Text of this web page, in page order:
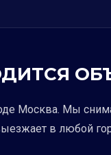
Москва. Мы
в любой